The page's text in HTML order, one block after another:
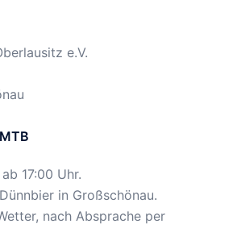
e.V.
17:00 Uhr.
in Großschönau.
nach Absprache per